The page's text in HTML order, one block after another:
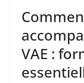
VAE :